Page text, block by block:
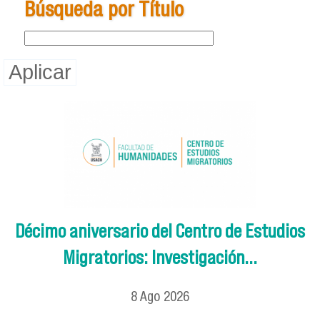
Búsqueda por Título
Décimo aniversario del Centro de Estudios
Migratorios: Investigación...
8 Ago 2026